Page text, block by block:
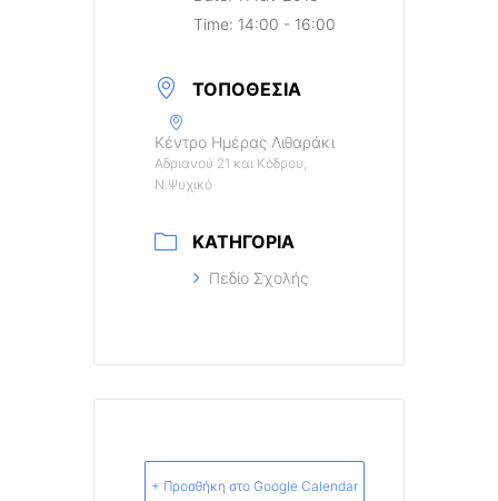
Time: 14:00 - 16:00
ΤΟΠΟΘΕΣΊΑ
Κέντρο Ημέρας Λιθαράκι
Αδριανού 21 και Κόδρου,
Ν.Ψυχικό
ΚΑΤΗΓΟΡΊΑ
Πεδίο Σχολής
+ Προσθήκη στο Google Calendar